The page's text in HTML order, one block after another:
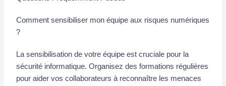
Comment sensibiliser mon équipe aux risques numériques
?
La sensibilisation de votre équipe est cruciale pour la
sécurité informatique. Organisez des formations régulières
pour aider vos collaborateurs à reconnaître les menaces